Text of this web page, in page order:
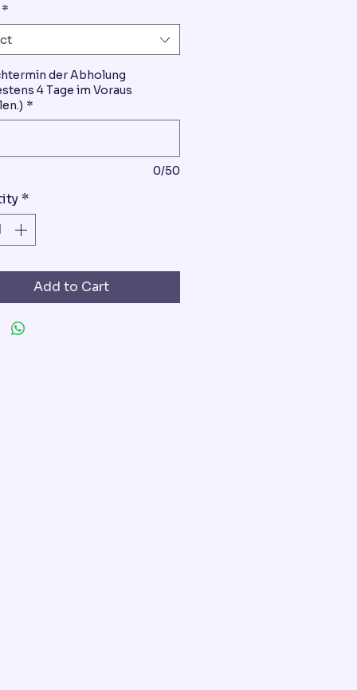
*
der Abholung
4 Tage im Voraus
*
0/50
*
Add to Cart